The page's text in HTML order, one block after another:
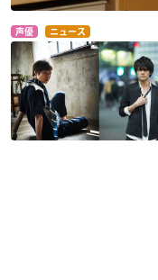
声優 ニュース